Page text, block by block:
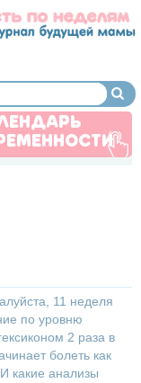
11 неделя
по уровню
2 раза в
болеть как
какие анализы